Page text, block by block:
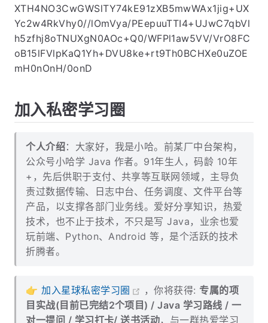
XTH4NO3CwGWSlTY74kE91zXB5mwWAx1jig+UX
Yc2w4RkVhy0//lOmVya/PEepuuTTI4+UJwC7qbVl
h5zfhj8oTNUXgN0AOc+Q0/WFPl1aw5VV/VrO8FC
oB15lFVlpKaQ1Yh+DVU8ke+rt9Th0BCHXe0uZOE
mH0nOnH/0onD
加入私密学习圈
个人介绍：大家好，我是小哈。前某厂中台架构，
公众号小哈学 Java 作者。91年生人，码龄 10年
+，先后供职于支付、共享等互联网领域，主导负
责过数据传输、日志中台、任务调度、文件平台等
产品，以支撑各部门业务线。爱好分享知识，热爱
技术，也不止于技术，不只是写 Java，业余也爱
玩前端、Python、Android 等，是个活跃的技术
折腾者。
👉加入星球私密学习圈 ，你将获得: 专属的项
目实战(目前已完结2个项目) / Java 学习路线 / 一
对一提问 / 学习打卡/ 送书活动，与一群热爱学习